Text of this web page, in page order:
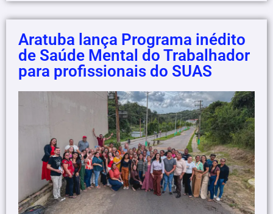
Aratuba lança Programa inédito
de Saúde Mental do Trabalhador
para profissionais do SUAS